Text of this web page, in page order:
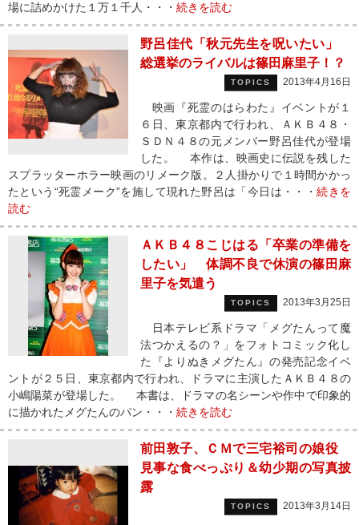
場に詰めかけた１万１千人・・・ 続きを読む
野呂佳代「秋元先生を呪いたい」
総選挙のライバルは篠田麻里子！？
TOPICS 2013年4月16日
映画『死霊のはらわた』イベントが１
６日、東京都内で行われ、ＡＫＢ４８・
ＳＤＮ４８の元メンバー野呂佳代が登場
した。 本作は、映画史に伝説を残した
スプラッターホラー映画のリメーク版。２人掛かりで１時間かかっ
たという“死霊メーク”を施して現れた野呂は「今日は・・・続きを
読む
ＡＫＢ４８こじはる「卒業の準備を
したい」 体調不良で休演の篠田麻
里子を気遣う
TOPICS 2013年3月25日
日本テレビ系ドラマ「メグたんって魔
法つかえるの？」をフォトコミック化し
た『よりぬきメグたん』の発売記念イベ
ントが２５日、東京都内で行われ、ドラマに主演したＡＫＢ４８の
小嶋陽菜が登場した。 本書は、ドラマの名シーンや作中で印象的
に描かれたメグたんのパン・・・ 続きを読む
前田敦子、ＣＭで三宅裕司の娘役
見事な食べっぷり＆幼少期の写真披
露
TOPICS 2013年3月14日